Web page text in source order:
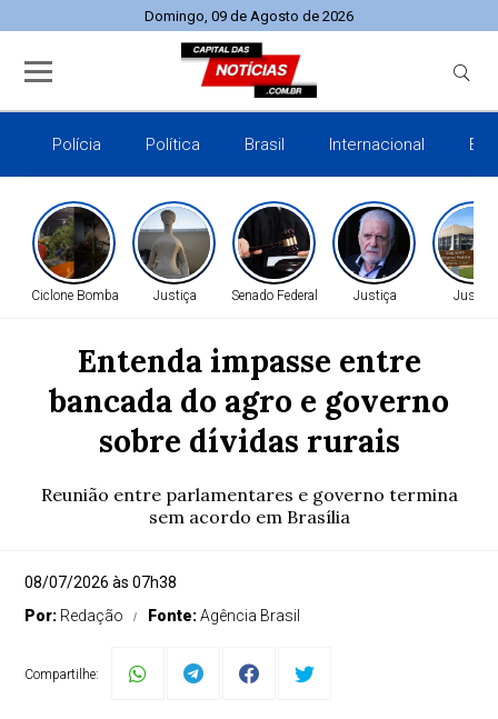
Domingo, 09 de Agosto de 2026
Polícia Política Brasil Internacional
Ciclone Bomba Justiça Senado Federal Justiça Justiça
Entenda impasse entre
bancada do agro e governo
sobre dívidas rurais
Reunião entre parlamentares e governo termina
sem acordo em Brasília
08/07/2026 às 07h38
Por: Redação Fonte:Agência Brasil
Compartilhe: